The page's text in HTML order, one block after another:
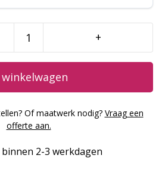
+
winkelwagen
Of maatwerk nodig? Vraag een
offerte aan.
2-3 werkdagen